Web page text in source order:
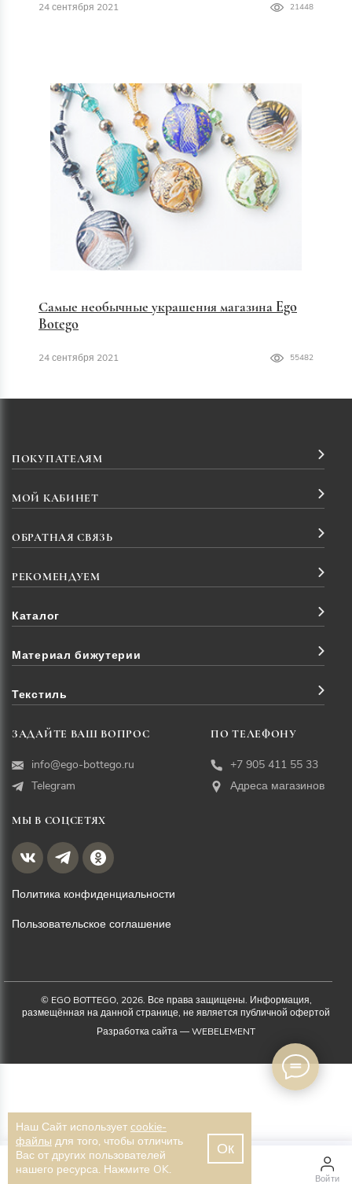
8 600 ₽
Доставка бесплатно
24 сентября 2021 21448
Самые необычные украшения магазина Ego
Botego
24 сентября 2021 55482
Войти
ПОКУПАТЕЛЯМ
МОЙ КАБИНЕТ
ОБРАТНАЯ СВЯЗЬ
РЕКОМЕНДУЕМ
Каталог
Материал бижутерии
Текстиль
ЗАДАЙТЕ ВАШ ВОПРОС
info@ego-bottego.ru
Telegram
ПО ТЕЛЕФОНУ
+7 905 411 55 33
Адреса магазинов
МЫ В СОЦСЕТЯХ
Политика конфиденциальности
Пользовательское соглашение
© EGO BOTTEGO, 2026. Все права защищены. Информация,
размещённая на данной странице, не является публичной офертой
Разработка сайта —WEBELEMENT
Наш Сайт использует cookie-
файлы для того, чтобы отличить
Вас от других пользователей
нашего ресурса. Нажмите OK.
Ок